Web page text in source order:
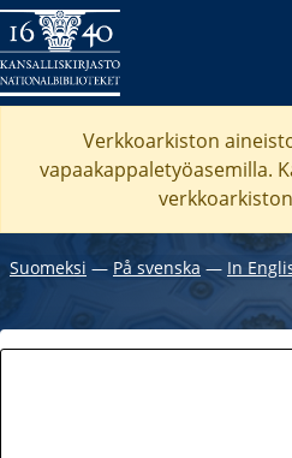
Verkkoarkiston
vapaakappaletyöasemilla.
Suomeksi ― På svenska ― In